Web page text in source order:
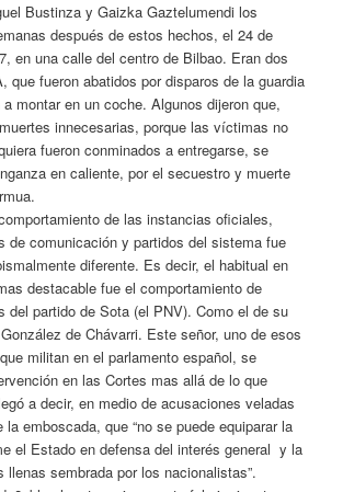
Bustinza y Gaizka Gaztelumendi los
después de estos hechos, el 24 de
en una calle del centro de Bilbao. Eran dos
que fueron abatidos por disparos de la guardia
montar en un coche. Algunos dijeron que,
innecesarias, porque las víctimas no
fueron conminados a entregarse, se
en caliente, por el secuestro y muerte
de las instancias oficiales,
de comunicación y partidos del sistema fue
diferente. Es decir, el habitual en
destacable fue el comportamiento de
del partido de Sota (el PNV). Como el de su
de Chávarri. Este señor, uno de esos
militan en el parlamento español, se
en las Cortes mas allá de lo que
a decir, en medio de acusaciones veladas
la emboscada, que “no se puede equiparar la
el Estado en defensa del interés general y la
llenas sembrada por los nacionalistas”.